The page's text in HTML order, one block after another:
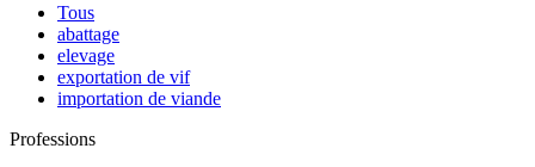
Tous
abattage
elevage
exportation de vif
importation de viande
Professions